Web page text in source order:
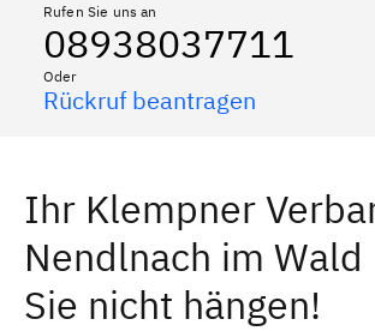
Rufen Sie uns an
08938037711
Oder
Rückruf beantragen
Ihr Klempner
Nendlnach im Wald
Sie nicht hängen!